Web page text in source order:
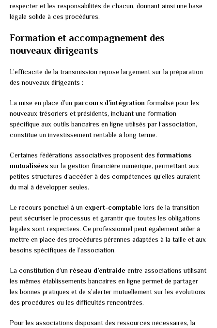
respecter et les responsabilités de chacun, donnant ainsi une base
légale solide à ces procédures.
Formation et accompagnement des
nouveaux dirigeants
L’efficacité de la transmission repose largement sur la préparation
des nouveaux dirigeants :
La mise en place d’un parcours d’intégration formalisé pour les
nouveaux trésoriers et présidents, incluant une formation
spécifique aux outils bancaires en ligne utilisés par l’association,
constitue un investissement rentable à long terme.
Certaines fédérations associatives proposent des formations
mutualisées sur la gestion financière numérique, permettant aux
petites structures d’accéder à des compétences qu’elles auraient
du mal à développer seules.
Le recours ponctuel à un expert-comptable lors de la transition
peut sécuriser le processus et garantir que toutes les obligations
légales sont respectées. Ce professionnel peut également aider à
mettre en place des procédures pérennes adaptées à la taille et aux
besoins spécifiques de l’association.
La constitution d’un réseau d’entraide entre associations utilisant
les mêmes établissements bancaires en ligne permet de partager
les bonnes pratiques et de s’alerter mutuellement sur les évolutions
des procédures ou les difficultés rencontrées.
Pour les associations disposant des ressources nécessaires, la